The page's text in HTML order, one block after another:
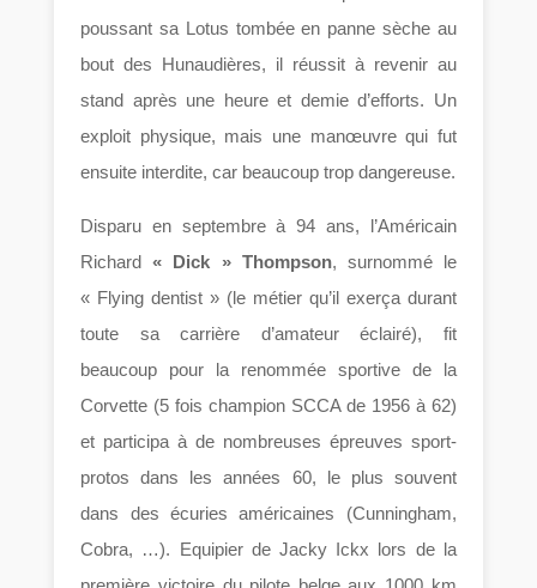
poussant sa Lotus tombée en panne sèche au
bout des Hunaudières, il réussit à revenir au
stand après une heure et demie d’efforts. Un
exploit physique, mais une manœuvre qui fut
ensuite interdite, car beaucoup trop dangereuse.
Disparu en septembre à 94 ans, l’Américain
Richard« Dick » Thompson, surnommé le
« Flying dentist » (le métier qu’il exerça durant
toute sa carrière d’amateur éclairé), fit
beaucoup pour la renommée sportive de la
Corvette (5 fois champion SCCA de 1956 à 62)
et participa à de nombreuses épreuves sport-
protos dans les années 60, le plus souvent
dans des écuries américaines (Cunningham,
Cobra, …). Equipier de Jacky Ickx lors de la